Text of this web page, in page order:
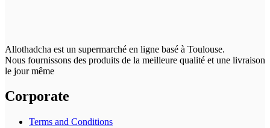
Allothadcha est un supermarché en ligne basé à Toulouse.
Nous fournissons des produits de la meilleure qualité et une livraison
le jour même
Corporate
Terms and Conditions